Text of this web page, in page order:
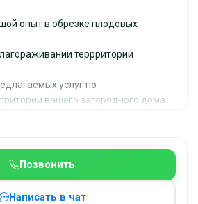
Позвонить
Написать в чат
опыт в обрезке плодовых
террритории
услуг по
вашего загородного дома.
санитарная обрезка